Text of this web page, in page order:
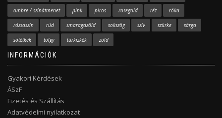
ombre / színátmenet pink piros rosegold réz róka
rózsaszín rúd smaragdzöld sokszög szív szürke sárga
sötétkék tölgy türkizkék zöld
INFORMÁCIÓK
Gyakori Kérdések
ÁSzF
Fizetés és Szállítás
Adatvédelmi nyilatkozat